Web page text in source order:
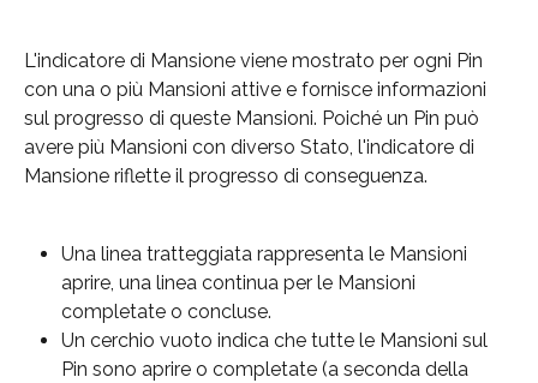
L'indicatore di Mansione viene mostrato per ogni Pin
con una o più Mansioni attive e fornisce informazioni
sul progresso di queste Mansioni. Poiché un Pin può
avere più Mansioni con diverso Stato, l'indicatore di
Mansione riflette il progresso di conseguenza.
Una linea tratteggiata rappresenta le Mansioni
aprire, una linea continua per le Mansioni
completate o concluse.
Un cerchio vuoto indica che tutte le Mansioni sul
Pin sono aprire o completate (a seconda della